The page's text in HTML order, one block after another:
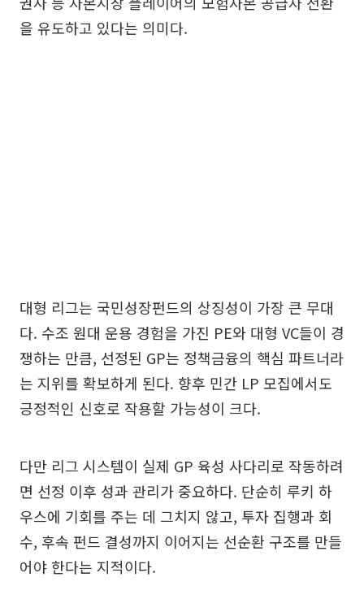
을 유도하고 있다는 의미다.
대형 리그는 국민성장펀드의 상징성이 가장 큰 무대
다. 수조 원대 운용 경험을 가진 PE와 대형 VC들이 경
쟁하는 만큼, 선정된 GP는 정책금융의 핵심 파트너라
는 지위를 확보하게 된다. 향후 민간 LP 모집에서도
긍정적인 신호로 작용할 가능성이 크다.
다만 리그 시스템이 실제 GP 육성 사다리로 작동하려
면 선정 이후 성과 관리가 중요하다. 단순히 루키 하
우스에 기회를 주는 데 그치지 않고, 투자 집행과 회
수, 후속 펀드 결성까지 이어지는 선순환 구조를 만들
어야 한다는 지적이다.